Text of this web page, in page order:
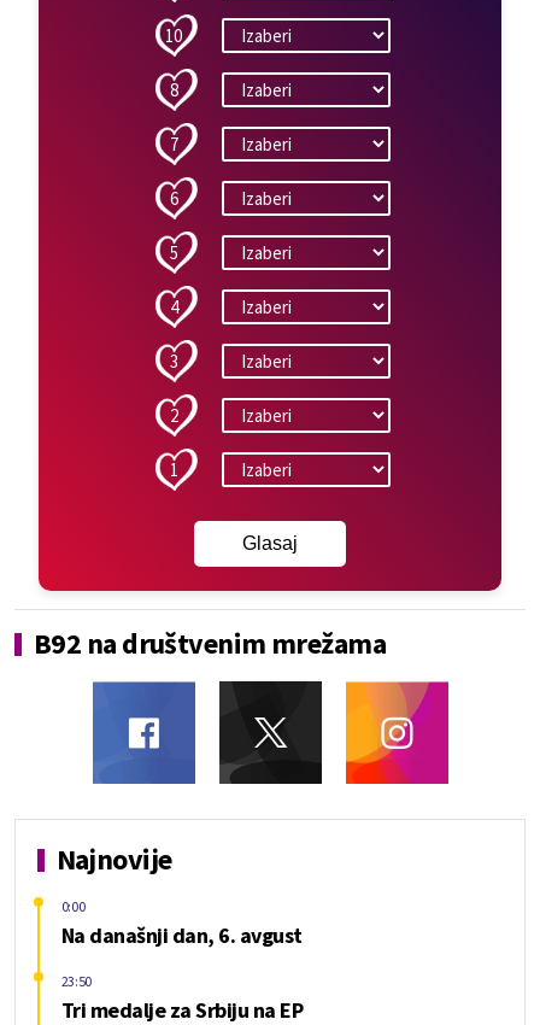
B92 na društvenim mrežama
Najnovije
Na današnji dan, 6. avgust
0:00
Tri medalje za Srbiju na EP
23:50